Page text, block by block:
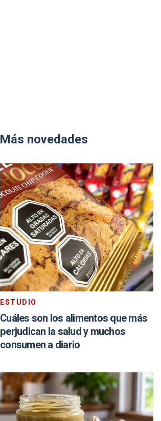
Más novedades
ESTUDIO
Cuáles son los alimentos que más
perjudican la salud y muchos
consumen a diario